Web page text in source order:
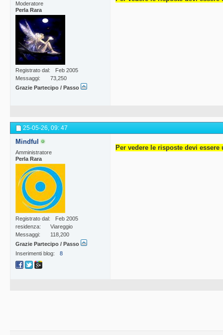
Moderatore
Perla Rara
Registrato dal
Feb 2005
Messaggi
73,250
Grazie Partecipo / Passo
25-05-26, 09: 47
Mindful
Amministratore
Perla Rara
Registrato dal
Feb 2005
residenza
Viareggio
Messaggi
118,200
Grazie Partecipo / Passo
Inserimenti blog
8
Per vedere le risposte devi